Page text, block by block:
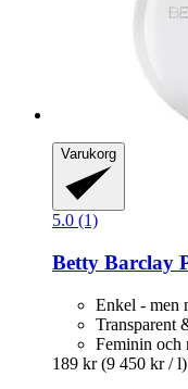
Varukorg
5.0 (1)
Betty Barclay
Enkel - men
Transparent
Feminin och
189 kr (9 450 kr / l)